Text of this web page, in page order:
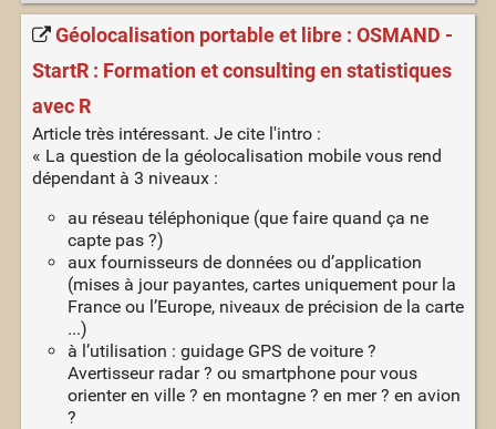
Géolocalisation portable et libre : OSMAND -
StartR : Formation et consulting en statistiques
avec R
Article très intéressant. Je cite l'intro :
« La question de la géolocalisation mobile vous rend
dépendant à 3 niveaux :
au réseau téléphonique (que faire quand ça ne
capte pas ?)
aux fournisseurs de données ou d’application
(mises à jour payantes, cartes uniquement pour la
France ou l’Europe, niveaux de précision de la carte
...)
à l’utilisation : guidage GPS de voiture ?
Avertisseur radar ? ou smartphone pour vous
orienter en ville ? en montagne ? en mer ? en avion
?